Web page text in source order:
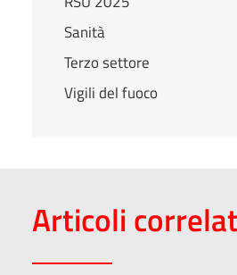
Sanità
Terzo settore
Vigili del fuoco
Articoli